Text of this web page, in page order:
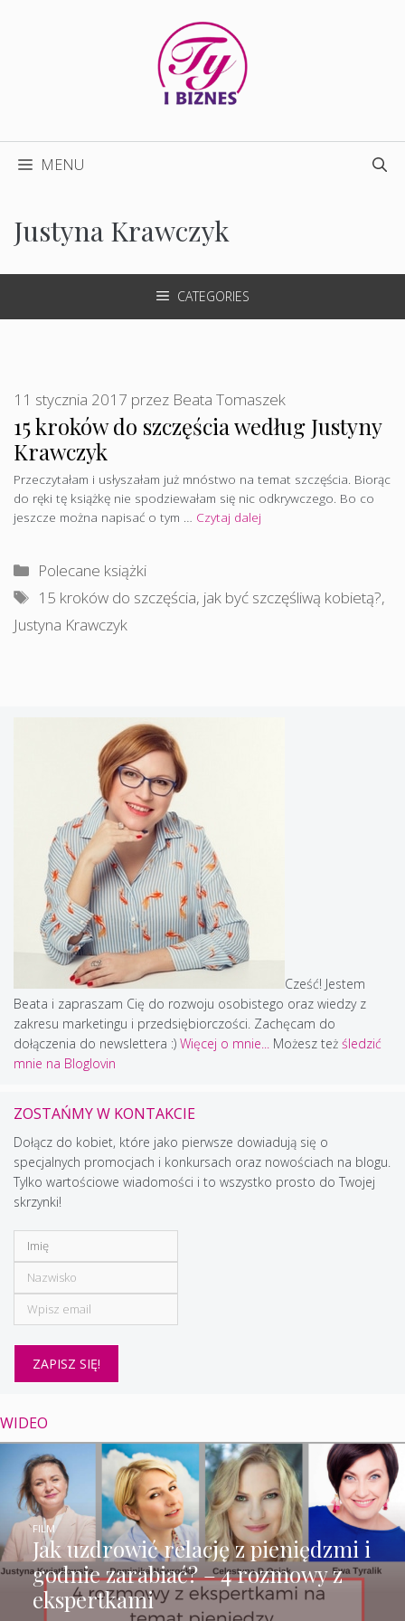
MENU
Justyna Krawczyk
CATEGORIES
15 kroków do szczęścia według Justyny
Krawczyk
11 stycznia 2017 przez Beata Tomaszek
Przeczytałam i usłyszałam już mnóstwo na temat szczęścia. Biorąc
do ręki tę książkę nie spodziewałam się nic odkrywczego. Bo co
jeszcze można napisać o tym … Czytaj dalej
Kategorie
Polecane książki
Tagi
15 kroków do szczęścia, jak być szczęśliwą kobietą?,
Justyna Krawczyk
Cześć! Jestem
Beata i zapraszam Cię do rozwoju osobistego oraz wiedzy z
zakresu marketingu i przedsiębiorczości. Zachęcam do
dołączenia do newslettera :) Więcej o mnie... Możesz też śledzić
mnie na Bloglovin
ZOSTAŃMY W KONTAKCIE
Dołącz do kobiet, które jako pierwsze dowiadują się o
specjalnych promocjach i konkursach oraz nowościach na blogu.
Tylko wartościowe wiadomości i to wszystko prosto do Twojej
skrzynki!
WIDEO
Jak uzdrowić relację z pieniędzmi i
godnie zarabiać? – 4 rozmowy z
ekspertkami
FILM